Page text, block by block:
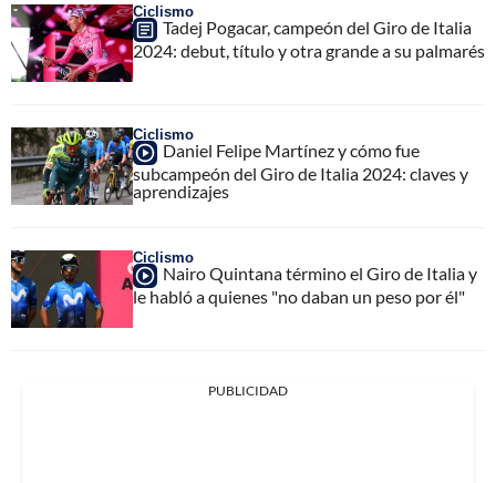
Ciclismo
Tadej Pogacar, campeón del Giro de Italia
2024: debut, título y otra grande a su palmarés
Ciclismo
Daniel Felipe Martínez y cómo fue
subcampeón del Giro de Italia 2024: claves y
aprendizajes
Ciclismo
Nairo Quintana término el Giro de Italia y
le habló a quienes "no daban un peso por él"
PUBLICIDAD